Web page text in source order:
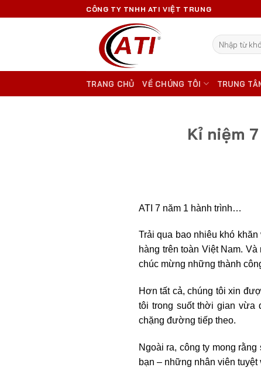
to
CÔNG TY TNHH ATI VIỆT TRUNG
Tìm
kiếm:
TRANG CHỦ VỀ CHÚNG TÔI TRUNG
Kỉ niệm
ATI 7 năm 1 hành trình…
Trải qua bao nhiêu khó
hàng trên toàn Việt Nam.
chúc mừng những thành
Hơn tất cả, chúng tôi xin
tôi trong suốt thời gian vừa
chặng đường tiếp theo.
Ngoài ra, công ty mong
bạn – những nhân viên tuyệt